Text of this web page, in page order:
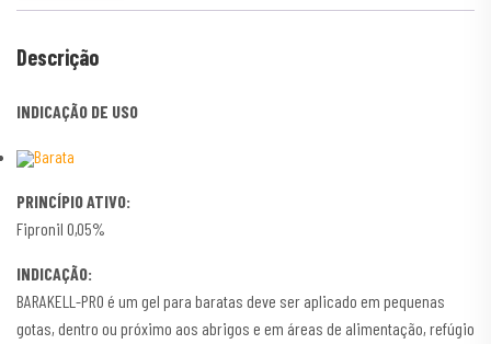
Descrição
INDICAÇÃO DE USO
Barata
PRINCÍPIO ATIVO:
Fipronil 0,05%
INDICAÇÃO:
BARAKELL-PRO é um gel para baratas deve ser aplicado em pequenas
gotas, dentro ou próximo aos abrigos e em áreas de alimentação, refúgio